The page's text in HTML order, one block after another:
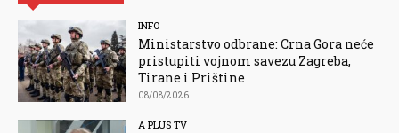
INFO
Ministarstvo odbrane: Crna Gora neće
pristupiti vojnom savezu Zagreba,
Tirane i Prištine
08/08/2026
A PLUS TV